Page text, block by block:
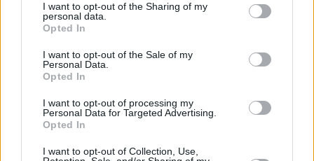
I want to opt-out of the Sharing of my
personal data.
Opted In
I want to opt-out of the Sale of my
Personal Data.
Opted In
I want to opt-out of processing my
Personal Data for Targeted Advertising.
Opted In
I want to opt-out of Collection, Use,
soccorritori, i due uomini sono stati riaccompagnati incolumi fino
al Lago Santo.